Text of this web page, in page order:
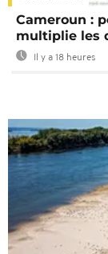
Cameroun :
multiplie les
Il y a 18 heures